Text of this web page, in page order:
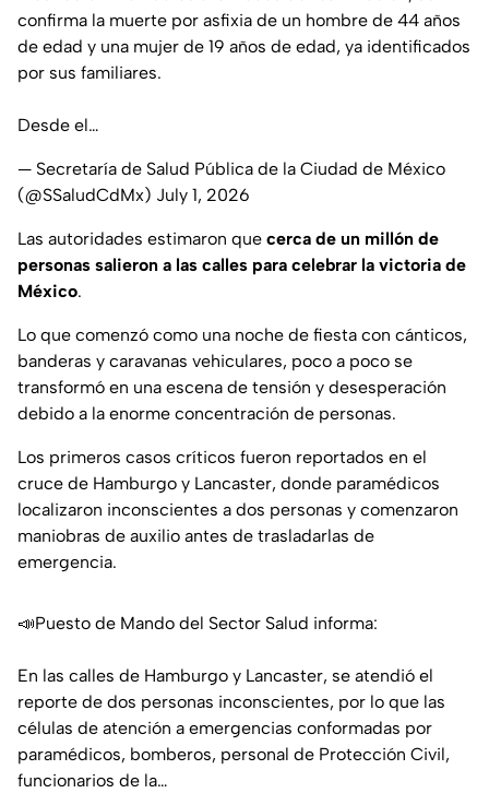
confirma la muerte por asfixia de un hombre de 44 años
de edad y una mujer de 19 años de edad, ya identificados
por sus familiares.
Desde el…
— Secretaría de Salud Pública de la Ciudad de México
(@SSaludCdMx) July 1, 2026
Las autoridades estimaron que cerca de un millón de
personas salieron a las calles para celebrar la victoria de
México.
Lo que comenzó como una noche de fiesta con cánticos,
banderas y caravanas vehiculares, poco a poco se
transformó en una escena de tensión y desesperación
debido a la enorme concentración de personas.
Los primeros casos críticos fueron reportados en el
cruce de Hamburgo y Lancaster, donde paramédicos
localizaron inconscientes a dos personas y comenzaron
maniobras de auxilio antes de trasladarlas de
emergencia.
📣Puesto de Mando del Sector Salud informa:
En las calles de Hamburgo y Lancaster, se atendió el
reporte de dos personas inconscientes, por lo que las
células de atención a emergencias conformadas por
paramédicos, bomberos, personal de Protección Civil,
funcionarios de la…